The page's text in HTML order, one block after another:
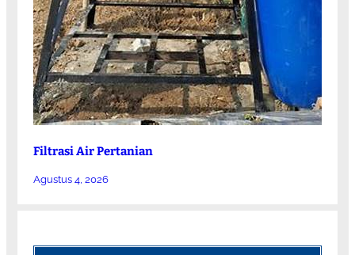
Filtrasi Air Pertanian
Agustus 4, 2026